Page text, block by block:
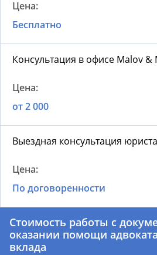
Бесплатно
Консультация в офисе Malov &
от 2 000
Выездная консультация юриста
По договоренности
Стоимость работы с
оказании помощи
вклада